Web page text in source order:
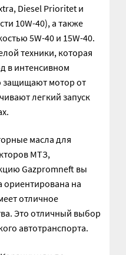
Diesel Prioritet и
10W-40), а также
5W-40 и 15W-40.
техники, которая
в интенсивном
мотор от
легкий запуск
масла для
МТЗ,
Gazpromneft вы
ориентирована на
отличное
Это отличный выбор
автотранспорта.